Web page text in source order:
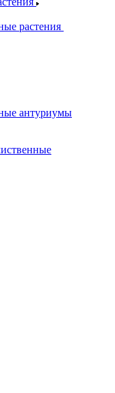
растения
антуриумы